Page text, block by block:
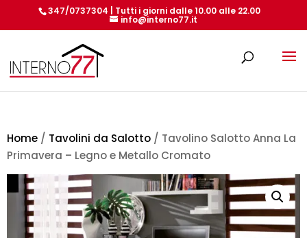
347/0737304 | Tutti i giorni dalle 10.00 alle 22.00
info@interno77.it
Home / Tavolini da Salotto / Tavolino Salotto Anna La
Primavera – Legno e Metallo Cromato